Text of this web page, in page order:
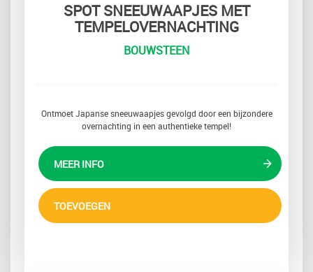
SPOT SNEEUWAAPJES MET
TEMPELOVERNACHTING
BOUWSTEEN
Ontmoet Japanse sneeuwaapjes gevolgd door een bijzondere
overnachting in een authentieke tempel!
MEER INFO
TOEVOEGEN